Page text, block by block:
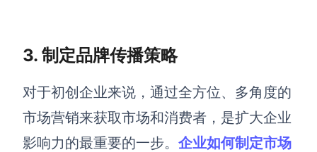
3. 制定品牌传播策略
对于初创企业来说， 通过全方位、多角度的
市场营销来获取市场和消费者 ，是扩大企业
影响力的最重要的一步。 企业如何制定市场